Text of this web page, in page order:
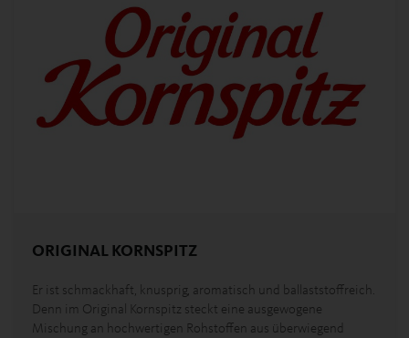
ORIGINAL KORNSPITZ
Er ist schmackhaft, knusprig, aromatisch und ballaststoffreich.
Denn im Original Kornspitz steckt eine ausgewogene
Mischung an hochwertigen Rohstoffen aus überwiegend